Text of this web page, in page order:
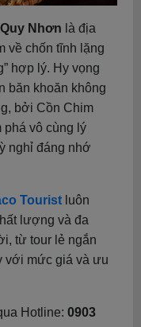
Nhơn là địa
về chốn tĩnh lặng
hợp lý. Hy vọng
băn khoăn không
bởi Cồn Chim
phá vô cùng lý
nghỉ đáng nhớ
Tourist luôn
lượng và đa
từ tour lẻ ngắn
với mức giá và ưu
Hotline: 0903